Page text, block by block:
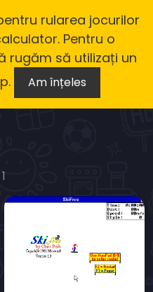
rularea jocurilor
Pentru o
rugăm să utilizați un
Am înțeles